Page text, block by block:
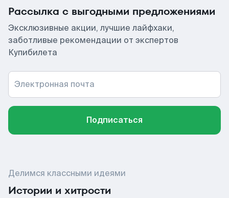
Рассылка с выгодными предложениями
Эксклюзивные акции, лучшие лайфхаки,
заботливые рекомендации от экспертов
Купибилета
Электронная почта
Подписаться
Делимся классными идеями
Истории и хитрости